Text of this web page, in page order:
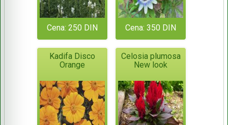
Cena: 250 DIN Cena: 350 DIN
Kadifa Disco
Orange
Celosia plumosa
New look